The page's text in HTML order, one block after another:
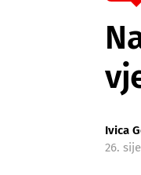
Ivica
26.